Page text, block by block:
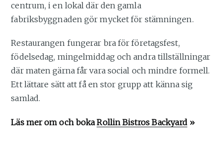
centrum, i en lokal där den gamla
fabriksbyggnaden gör mycket för stämningen.
Restaurangen fungerar bra för företagsfest,
födelsedag, mingelmiddag och andra tillställningar
där maten gärna får vara social och mindre formell.
Ett lättare sätt att få en stor grupp att känna sig
samlad.
Läs mer om och bokaRollin Bistros Backyard»